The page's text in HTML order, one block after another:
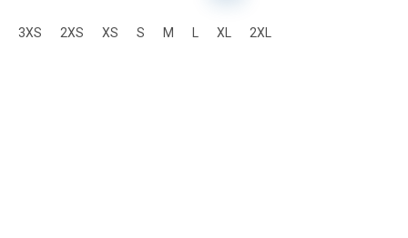
3XS 2XS XS S M XL 2XL